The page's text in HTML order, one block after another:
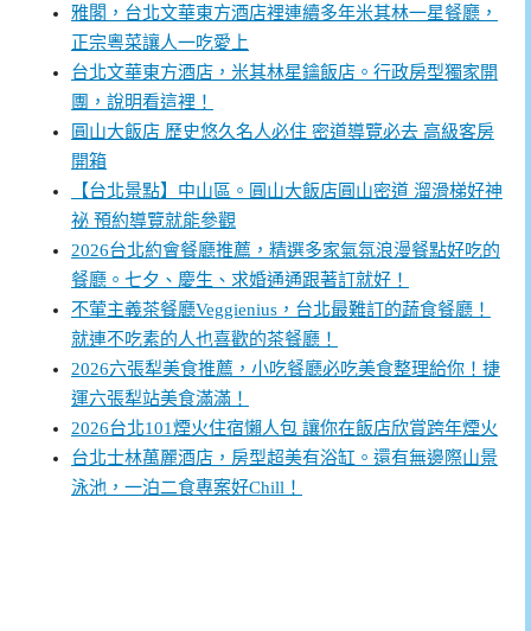
雅閣，台北文華東方酒店裡連續多年米其林一星餐廳，
正宗粵菜讓人一吃愛上
台北文華東方酒店，米其林星鑰飯店。行政房型獨家開
團，說明看這裡！
圓山大飯店 歷史悠久名人必住 密道導覽必去 高級客房
開箱
【台北景點】中山區。圓山大飯店圓山密道 溜滑梯好神
祕 預約導覽就能參觀
2026台北約會餐廳推薦，精選多家氣氛浪漫餐點好吃的
餐廳。七夕、慶生、求婚通通跟著訂就好！
不葷主義茶餐廳Veggienius，台北最難訂的蔬食餐廳！
就連不吃素的人也喜歡的茶餐廳！
2026六張犁美食推薦，小吃餐廳必吃美食整理給你！捷
運六張犁站美食滿滿！
2026台北101煙火住宿懶人包 讓你在飯店欣賞跨年煙火
台北士林萬麗酒店，房型超美有浴缸。還有無邊際山景
泳池，一泊二食專案好Chill！